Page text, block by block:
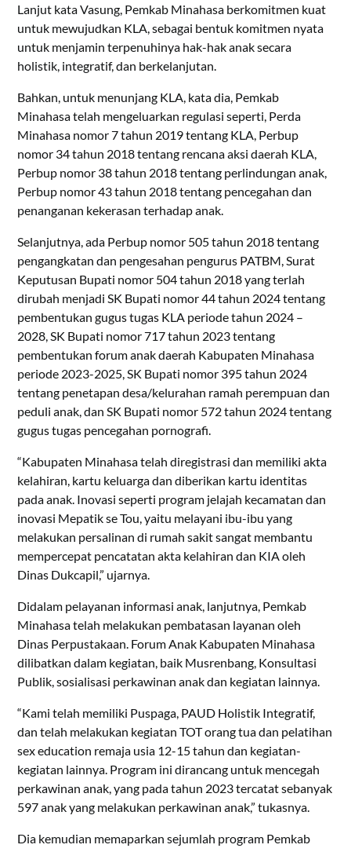
Lanjut kata Vasung, Pemkab Minahasa berkomitmen kuat
untuk mewujudkan KLA, sebagai bentuk komitmen nyata
untuk menjamin terpenuhinya hak-hak anak secara
holistik, integratif, dan berkelanjutan.
Bahkan, untuk menunjang KLA, kata dia, Pemkab
Minahasa telah mengeluarkan regulasi seperti, Perda
Minahasa nomor 7 tahun 2019 tentang KLA, Perbup
nomor 34 tahun 2018 tentang rencana aksi daerah KLA,
Perbup nomor 38 tahun 2018 tentang perlindungan anak,
Perbup nomor 43 tahun 2018 tentang pencegahan dan
penanganan kekerasan terhadap anak.
Selanjutnya, ada Perbup nomor 505 tahun 2018 tentang
pengangkatan dan pengesahan pengurus PATBM, Surat
Keputusan Bupati nomor 504 tahun 2018 yang terlah
dirubah menjadi SK Bupati nomor 44 tahun 2024 tentang
pembentukan gugus tugas KLA periode tahun 2024 –
2028, SK Bupati nomor 717 tahun 2023 tentang
pembentukan forum anak daerah Kabupaten Minahasa
periode 2023-2025, SK Bupati nomor 395 tahun 2024
tentang penetapan desa/kelurahan ramah perempuan dan
peduli anak, dan SK Bupati nomor 572 tahun 2024 tentang
gugus tugas pencegahan pornografi.
“Kabupaten Minahasa telah diregistrasi dan memiliki akta
kelahiran, kartu keluarga dan diberikan kartu identitas
pada anak. Inovasi seperti program jelajah kecamatan dan
inovasi Mepatik se Tou, yaitu melayani ibu-ibu yang
melakukan persalinan di rumah sakit sangat membantu
mempercepat pencatatan akta kelahiran dan KIA oleh
Dinas Dukcapil,” ujarnya.
Didalam pelayanan informasi anak, lanjutnya, Pemkab
Minahasa telah melakukan pembatasan layanan oleh
Dinas Perpustakaan. Forum Anak Kabupaten Minahasa
dilibatkan dalam kegiatan, baik Musrenbang, Konsultasi
Publik, sosialisasi perkawinan anak dan kegiatan lainnya.
“Kami telah memiliki Puspaga, PAUD Holistik Integratif,
dan telah melakukan kegiatan TOT orang tua dan pelatihan
sex education remaja usia 12-15 tahun dan kegiatan-
kegiatan lainnya. Program ini dirancang untuk mencegah
perkawinan anak, yang pada tahun 2023 tercatat sebanyak
597 anak yang melakukan perkawinan anak,” tukasnya.
Dia kemudian memaparkan sejumlah program Pemkab